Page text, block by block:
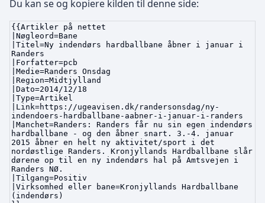
Du kan se og kopiere kilden til denne side: